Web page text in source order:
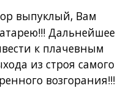
выпуклый, Вам
Дальнейшее
к плачевным
из строя самого
возгорания!!!